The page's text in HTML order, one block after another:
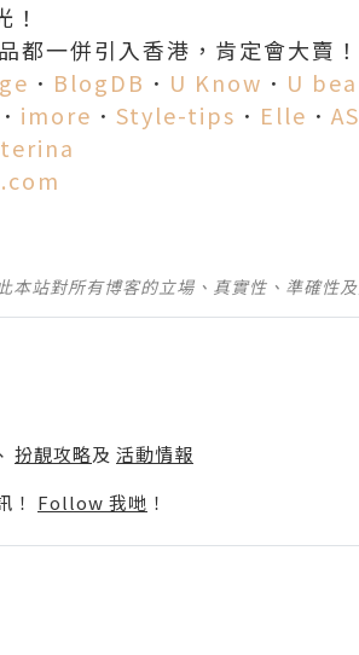
都一併引入香港，肯定會大賣！
． BlogDB ． U Know ． U
． imore ． Style-tips ． Elle ．
站對所有博客的立場、真實性、準確性
扮靚攻略及 活動情報
！ Follow 我哋 ！